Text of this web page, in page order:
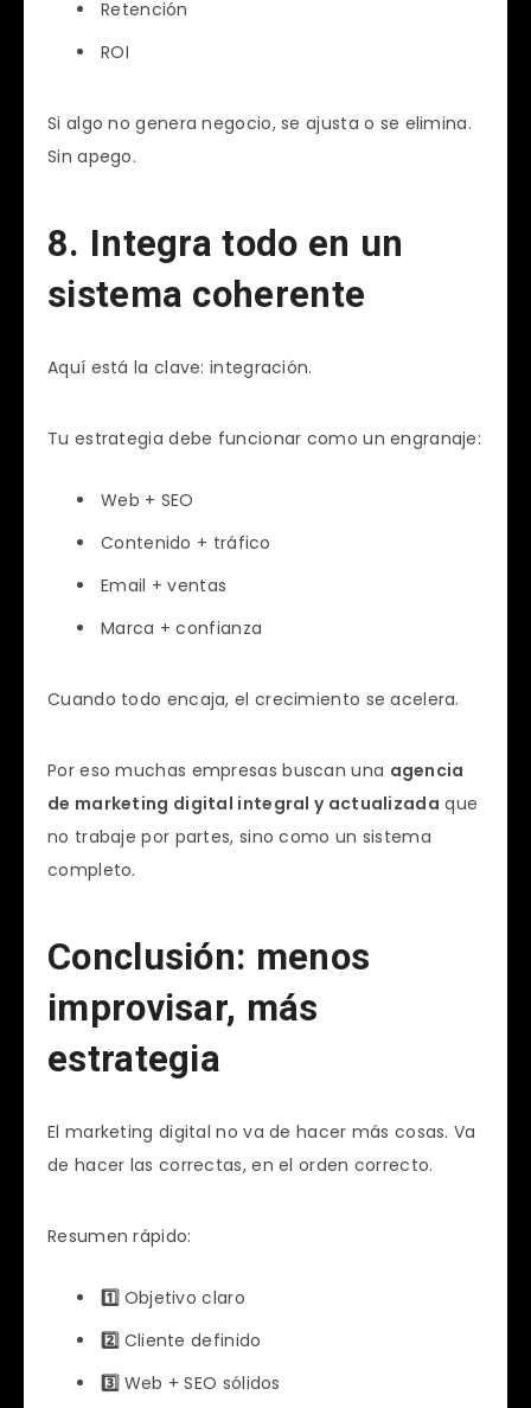
Retención
ROI
Si algo no genera negocio, se ajusta o se elimina.
Sin apego.
8. Integra todo en un
sistema coherente
Aquí está la clave: integración.
Tu estrategia debe funcionar como un engranaje:
Web + SEO
Contenido + tráfico
Email + ventas
Marca + confianza
Cuando todo encaja, el crecimiento se acelera.
Por eso muchas empresas buscan una agencia
de marketing digital integral y actualizada que
no trabaje por partes, sino como un sistema
completo.
Conclusión: menos
improvisar, más
estrategia
El marketing digital no va de hacer más cosas. Va
de hacer las correctas, en el orden correcto.
Resumen rápido:
1️⃣Objetivo claro
2️⃣Cliente definido
3️⃣Web + SEO sólidos